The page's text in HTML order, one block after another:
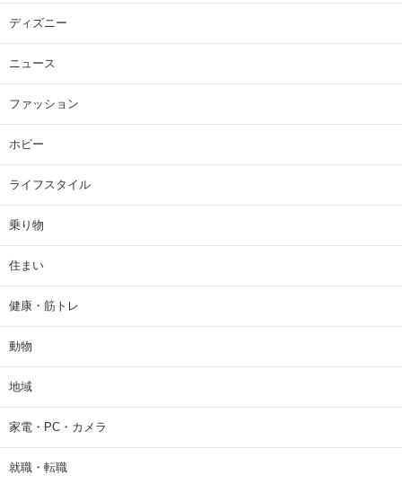
ディズニー
ニュース
ファッション
ホビー
ライフスタイル
乗り物
住まい
健康・筋トレ
動物
地域
家電・PC・カメラ
就職・転職